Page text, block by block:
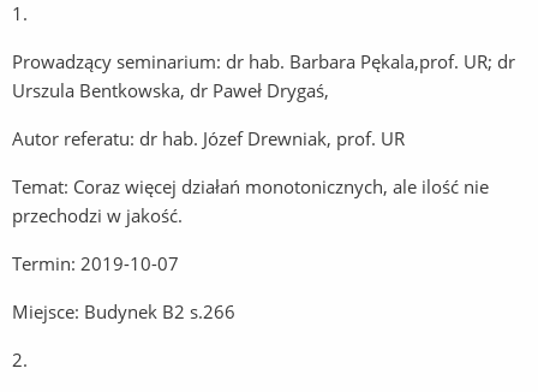
1.
Prowadzący seminarium: dr hab. Barbara Pękala,prof. UR; dr
Urszula Bentkowska, dr Paweł Drygaś,
Autor referatu: dr hab. Józef Drewniak, prof. UR
Temat: Coraz więcej działań monotonicznych, ale ilość nie
przechodzi w jakość.
Termin: 2019-10-07
Miejsce: Budynek B2 s.266
2.